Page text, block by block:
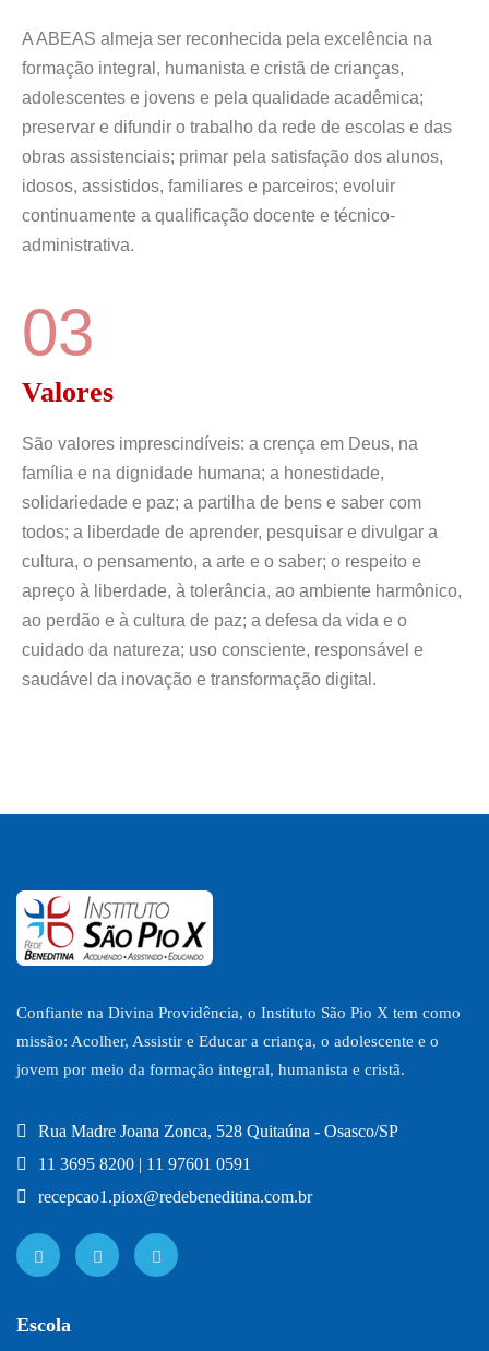
A ABEAS almeja ser reconhecida pela excelência na
formação integral, humanista e cristã de crianças,
adolescentes e jovens e pela qualidade acadêmica;
preservar e difundir o trabalho da rede de escolas e das
obras assistenciais; primar pela satisfação dos alunos,
idosos, assistidos, familiares e parceiros; evoluir
continuamente a qualificação docente e técnico-
administrativa.
Valores
03
São valores imprescindíveis: a crença em Deus, na
família e na dignidade humana; a honestidade,
solidariedade e paz; a partilha de bens e saber com
todos; a liberdade de aprender, pesquisar e divulgar a
cultura, o pensamento, a arte e o saber; o respeito e
apreço à liberdade, à tolerância, ao ambiente harmônico,
ao perdão e à cultura de paz; a defesa da vida e o
cuidado da natureza; uso consciente, responsável e
saudável da inovação e transformação digital.
Confiante na Divina Providência, o Instituto São Pio X tem como
missão: Acolher, Assistir e Educar a criança, o adolescente e o
jovem por meio da formação integral, humanista e cristã.
Rua Madre Joana Zonca, 528 Quitaúna - Osasco/SP
11 3695 8200 | 11 97601 0591
recepcao1.piox@redebeneditina.com.br
Escola